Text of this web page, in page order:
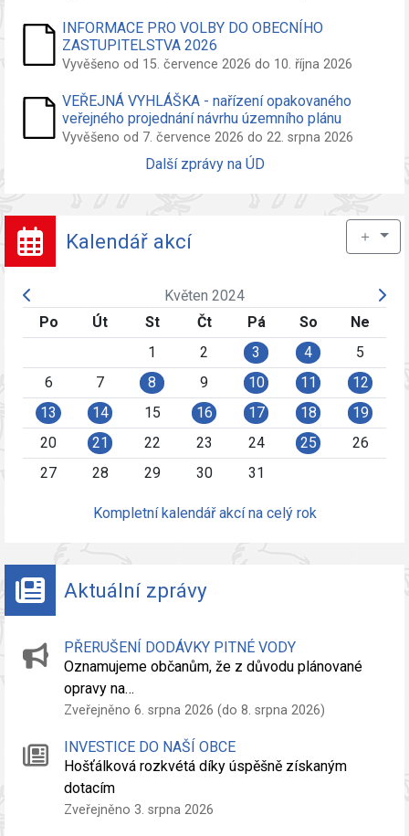
INFORMACE PRO VOLBY DO OBECNÍHO
ZASTUPITELSTVA 2026
Vyvěšeno od 15. července 2026 do 10. října 2026
VEŘEJNÁ VYHLÁŠKA - nařízení opakovaného
veřejného projednání návrhu územního plánu
Vyvěšeno od 7. července 2026 do 22. srpna 2026
Další zprávy na ÚD
Kalendář akcí ＋
Květen 2024
Po
Út St Čt Pá So
Ne
1
2 3 4
5
6
7 8 9 10 11
12
13
14 15 16 17 18
19
20
21 22 23 24 25
26
27
28 29 30 31
Kompletní kalendář akcí na celý rok
Aktuální zprávy
PŘERUŠENÍ DODÁVKY PITNÉ VODY
Oznamujeme občanům, že z důvodu plánované
opravy na…
Zveřejněno 6. srpna 2026 (do 8. srpna 2026)
INVESTICE DO NAŠÍ OBCE
Hošťálková rozkvétá díky úspěšně získaným
dotacím
Zveřejněno 3. srpna 2026